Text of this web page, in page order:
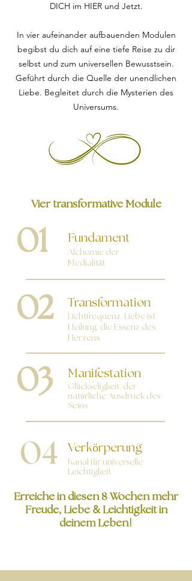
DICH im HIER und Jetzt.
In vier aufeinander aufbauenden Modulen
begibst du dich auf eine tiefe Reise zu dir
selbst und zum universellen Bewusstsein.
Geführt durch die Quelle der unendlichen
Liebe. Begleitet durch die Mysterien des
Universums.
Manifestation
Verkörperung
Vier transformative Module
Lichtfrequenz. Liebe ist
Heilung. die Essenz des
Herzens
Glückseligkeit. der
natürliche Ausdruck des
Seins
Kanal für universelle
Leichtigkeit
01 Fundament
Alchemie der
Medialität
02
03
Transformation
Erreiche in diesen 8 Wochen mehr
Freude, Liebe &Leichtigkeit in
deinem Leben!